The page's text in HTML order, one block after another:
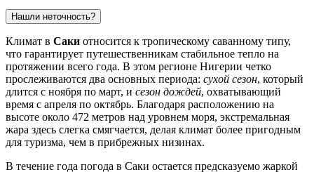
Нашли неточность?
Климат в Саки относится к тропическому саванному типу,
что гарантирует путешественникам стабильное тепло на
протяжении всего года. В этом регионе Нигерии четко
прослеживаются два основных периода: сухой сезон, который
длится с ноября по март, и сезон дождей, охватывающий
время с апреля по октябрь. Благодаря расположению на
высоте около 472 метров над уровнем моря, экстремальная
жара здесь слегка смягчается, делая климат более пригодным
для туризма, чем в прибрежных низинах.
В течение года погода в Саки остается предсказуемо жаркой